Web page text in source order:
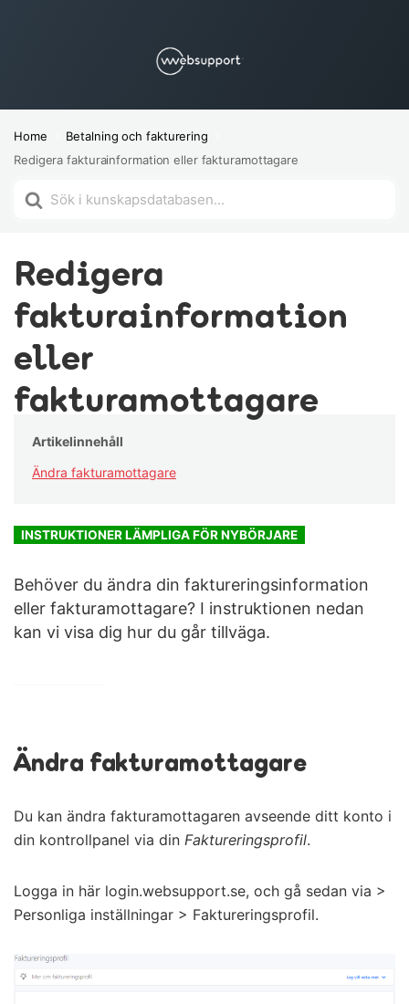
Home
Betalning och fakturering
Redigera fakturainformation eller fakturamottagare
Söker
Redigera
fakturainformation
eller
fakturamottagare
Artikelinnehåll
Ändra fakturamottagare
INSTRUKTIONER LÄMPLIGA FÖR NYBÖRJARE
Behöver du ändra din faktureringsinformation
eller fakturamottagare? I instruktionen nedan
kan vi visa dig hur du går tillväga.
Ändra fakturamottagare
Du kan ändra fakturamottagaren avseende ditt konto i
din kontrollpanel via din Faktureringsprofil.
Logga in här login.websupport.se, och gå sedan via >
Personliga inställningar > Faktureringsprofil.